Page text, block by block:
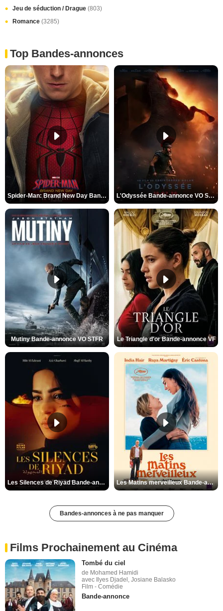
Jeu de séduction / Drague (803)
Romance (3285)
Top Bandes-annonces
Spider-Man: Brand New Day Bande-annonce VO STFR L'Odyssée Bande-annonce VO STFR
Mutiny Bande-annonce VO STFR Le Triangle d'or Bande-annonce VF
Les Silences de Riyad Bande-annonce VO STFR Les Matins merveilleux Bande-annonce VF
Bandes-annonces à ne pas manquer
Films Prochainement au Cinéma
Tombé du ciel
de Mohamed Hamidi
avec Ilyes Djadel, Josiane Balasko
Film - Comédie
Bande-annonce